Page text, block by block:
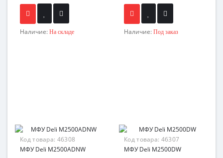
Наличие: На складе Наличие: Под заказ
Код товара: 46308
МФУ Deli M2500ADNW
Код товара: 46307
МФУ Deli M2500DW